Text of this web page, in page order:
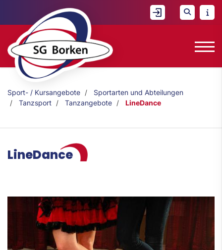
Sport- / Kursangebote
Sportarten und Abteilungen
Tanzsport
Tanzangebote LineDance
LineDance